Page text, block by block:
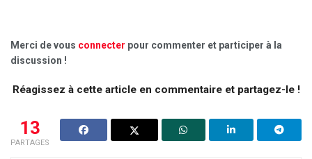
Merci de vous connecter pour commenter et participer à la
discussion !
Réagissez à cette article en commentaire et partagez-le !
13
PARTAGES